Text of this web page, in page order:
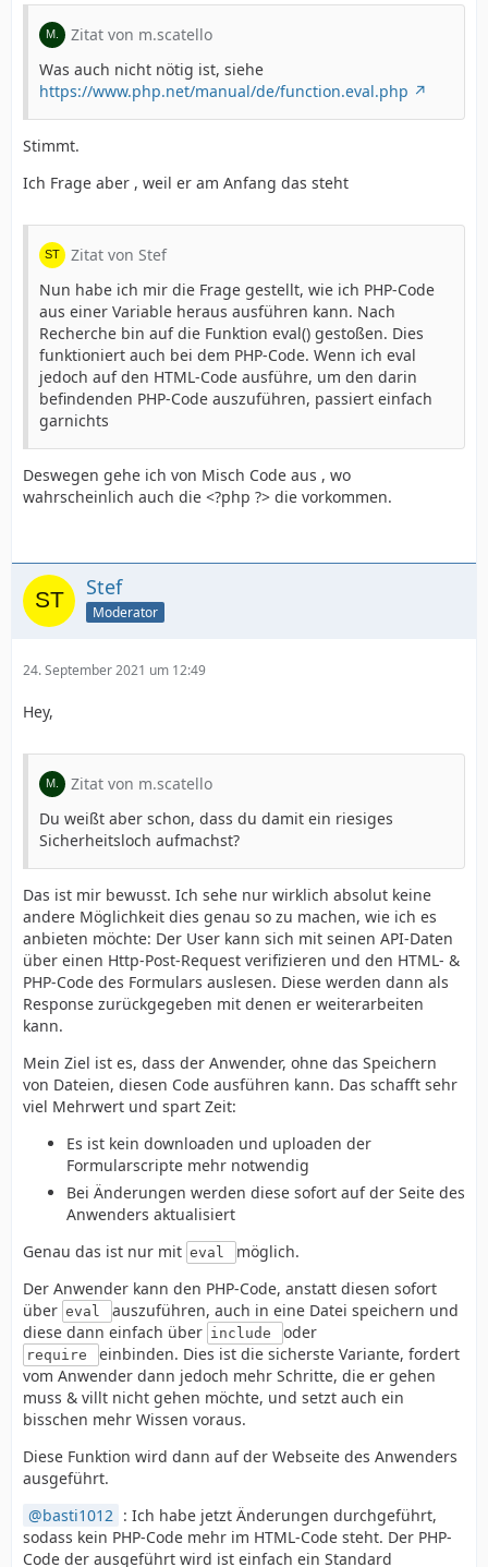
Zitat von m.scatello
Was auch nicht nötig ist, siehe
https://www.php.net/manual/de/function.eval.php
Stimmt.
Ich Frage aber , weil er am Anfang das steht
Zitat von Stef
Nun habe ich mir die Frage gestellt, wie ich PHP-Code
aus einer Variable heraus ausführen kann. Nach
Recherche bin auf die Funktion eval() gestoßen. Dies
funktioniert auch bei dem PHP-Code. Wenn ich eval
jedoch auf den HTML-Code ausführe, um den darin
befindenden PHP-Code auszuführen, passiert einfach
garnichts
Deswegen gehe ich von Misch Code aus , wo
wahrscheinlich auch die <?php ?> die vorkommen.
Stef
Moderator
24. September 2021 um 12:49
Hey,
Zitat von m.scatello
Du weißt aber schon, dass du damit ein riesiges
Sicherheitsloch aufmachst?
Das ist mir bewusst. Ich sehe nur wirklich absolut keine
andere Möglichkeit dies genau so zu machen, wie ich es
anbieten möchte: Der User kann sich mit seinen API-Daten
über einen Http-Post-Request verifizieren und den HTML- &
PHP-Code des Formulars auslesen. Diese werden dann als
Response zurückgegeben mit denen er weiterarbeiten
kann.
Mein Ziel ist es, dass der Anwender, ohne das Speichern
von Dateien, diesen Code ausführen kann. Das schafft sehr
viel Mehrwert und spart Zeit:
Es ist kein downloaden und uploaden der
Formularscripte mehr notwendig
Bei Änderungen werden diese sofort auf der Seite des
Anwenders aktualisiert
Genau das ist nur mit eval
möglich.
Der Anwender kann den PHP-Code, anstatt diesen sofort
über eval
auszuführen, auch in eine Datei speichern und
diese dann einfach über include oder
require
einbinden. Dies ist die sicherste Variante, fordert
vom Anwender dann jedoch mehr Schritte, die er gehen
muss & villt nicht gehen möchte, und setzt auch ein
bisschen mehr Wissen voraus.
Diese Funktion wird dann auf der Webseite des Anwenders
ausgeführt.
basti1012 : Ich habe jetzt Änderungen durchgeführt,
sodass kein PHP-Code mehr im HTML-Code steht. Der PHP-
Code der ausgeführt wird ist einfach ein Standard